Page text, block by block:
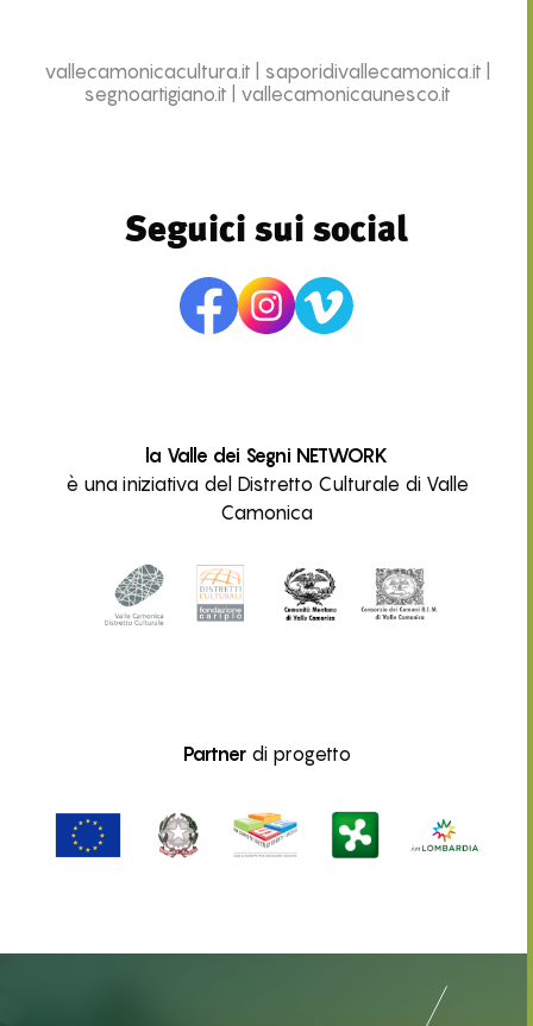
vallecamonicacultura.it saporidivallecamonica.it
segnoartigiano.it
vallecamonicaunesco.it
Seguici sui social
la Valle dei Segni NETWORK
è una iniziativa del Distretto Culturale di Valle
Camonica
Partnerdi progetto